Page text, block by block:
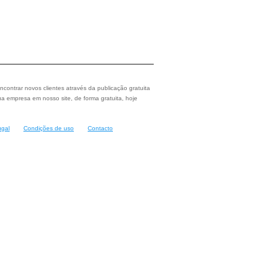
novos clientes através da publicação gratuita
empresa em nosso site, de forma gratuita, hoje
Condições de uso Contacto